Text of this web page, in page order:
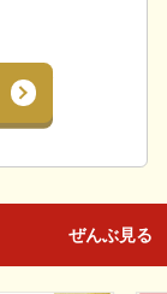
ぜんぶ見る